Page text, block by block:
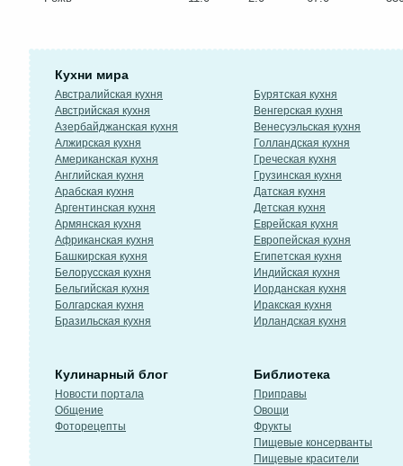
Кухни мира
Австралийская кухня
Австрийская кухня
Азербайджанская кухня
Алжирская кухня
Американская кухня
Английская кухня
Арабская кухня
Аргентинская кухня
Армянская кухня
Африканская кухня
Башкирская кухня
Белорусская кухня
Бельгийская кухня
Болгарская кухня
Бразильская кухня
Бурятская кухня
Венгерская кухня
Венесуэльская кухня
Голландская кухня
Греческая кухня
Грузинская кухня
Датская кухня
Детская кухня
Еврейская кухня
Европейская кухня
Египетская кухня
Индийская кухня
Иорданская кухня
Иракская кухня
Ирландская кухня
Кулинарный блог
Новости портала
Общение
Фоторецепты
Библиотека
Приправы
Овощи
Фрукты
Пищевые консерванты
Пищевые красители